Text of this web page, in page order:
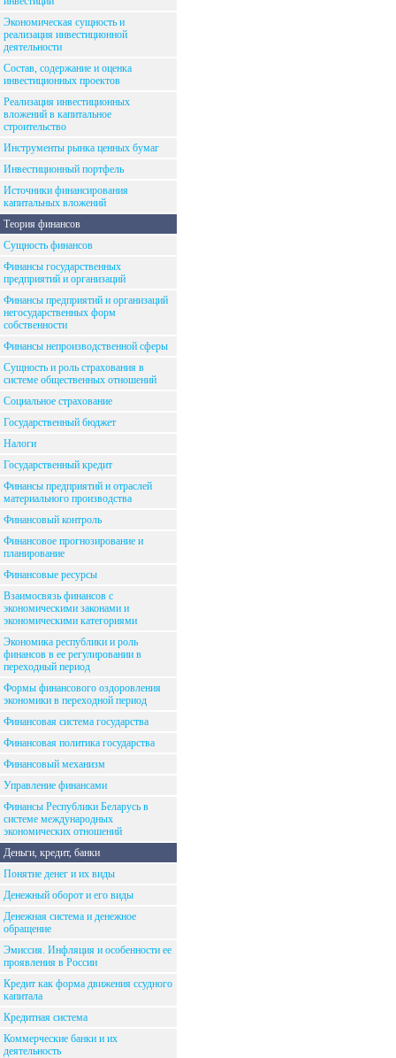
Экономическая сущность и
реализация инвестиционной
деятельности
Состав, содержание и оценка
инвестиционных проектов
Реализация инвестиционных
вложений в капитальное
строительство
Инструменты рынка ценных бумаг
Инвестиционный портфель
Источники финансирования
капитальных вложений
Теория финансов
Сущность финансов
Финансы государственных
предприятий и организаций
Финансы предприятий и организаций
негосударственных форм
собственности
Финансы непроизводственной сферы
Сущность и роль страхования в
системе общественных отношений
Социальное страхование
Государственный бюджет
Налоги
Государственный кредит
Финансы предприятий и отраслей
материального производства
Финансовый контроль
Финансовое прогнозирование и
планирование
Финансовые ресурсы
Взаимосвязь финансов с
экономическими законами и
экономическими категориями
Экономика республики и роль
финансов в ее регулировании в
переходный период
Формы финансового оздоровления
экономики в переходной период
Финансовая система государства
Финансовая политика государства
Финансовый механизм
Управление финансами
Финансы Республики Беларусь в
системе международных
экономических отношений
Деньги, кредит, банки
Понятие денег и их виды
Денежный оборот и его виды
Денежная система и денежное
обращение
Эмиссия. Инфляция и особенности ее
проявления в России
Кредит как форма движения ссудного
капитала
Кредитная система
Коммерческие банки и их
деятельность